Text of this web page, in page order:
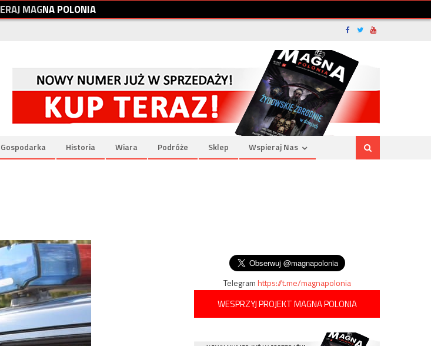
ERAJMAGNAPOLONIA
Gospodarka Historia Wiara Podróże Sklep Wspieraj Nas
Telegramhttps://t.me/magnapolonia
WESPRZYJ PROJEKT MAGNA POLONIA